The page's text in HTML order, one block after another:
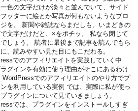
色の文字だけが淡々と並んでいて、サイド
ッターに絵とか写真が何もないようなブロ
を。 新聞や雑誌ならまだしも、いまどきの
文字だけだと、×をポチッ。 私なら閉じて
しょう。 読者に最後まで記事を読んでもら
、読みやすい見た目にもこだわる。
でのアフィリエイトを実践していく中
グインを有効に使う理由がそこにあるわけ
WordPressでのアフィリエイトのやり方でプ
を利用している実例 では、実際に私が使っ
ラグインについて見ていきましょう。
では、プラグインをインストールしすぎ